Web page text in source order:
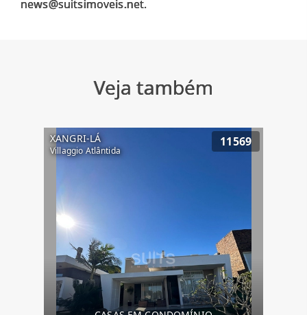
Veja também
XANGRI-LÁ
Villaggio Atlântida
11569